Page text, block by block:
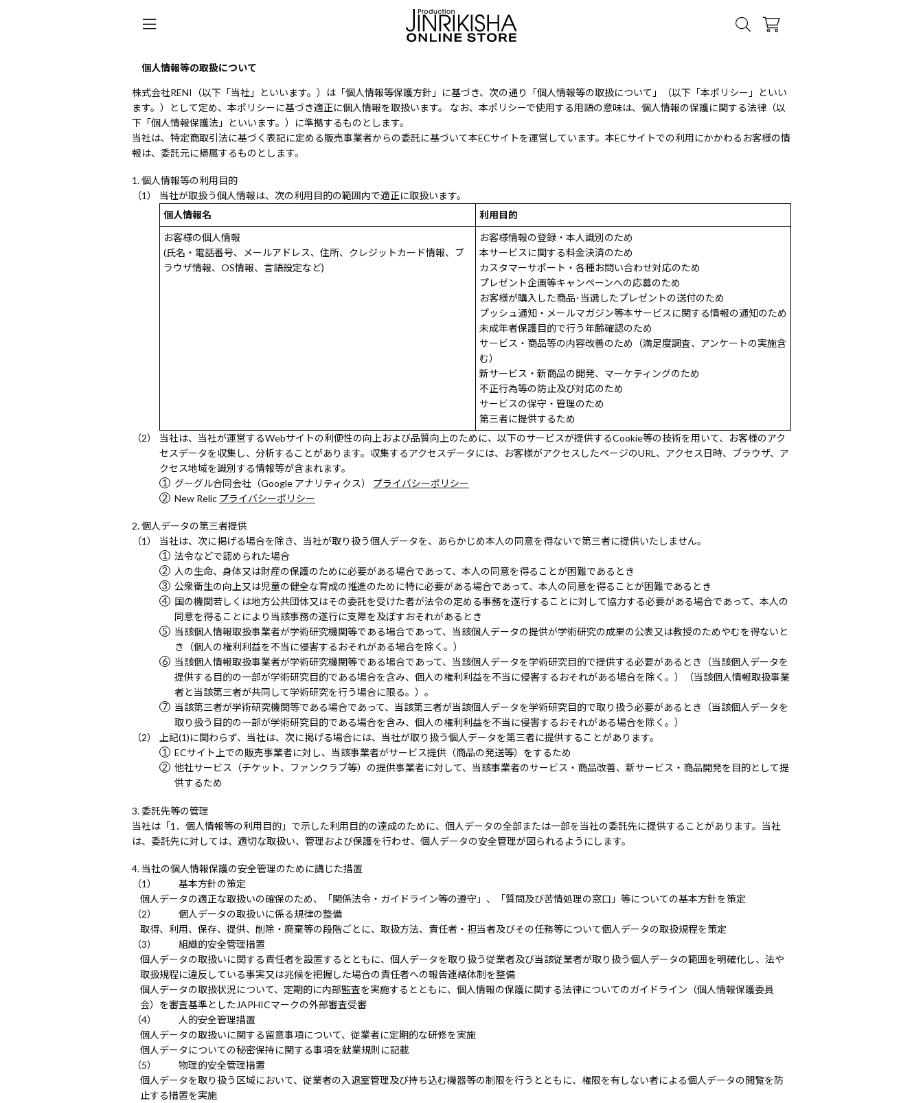
個人情報等の取扱について
株式会社RENI（以下「当社」といいます。）は「個人情報等保護方針」に基づき、次の通り「個人情報等の取扱について」（以下「本ポリシー」といい
ます。）として定め、本ポリシーに基づき適正に個人情報を取扱います。 なお、本ポリシーで使用する用語の意味は、個人情報の保護に関する法律（以
下「個人情報保護法」といいます。）に準拠するものとします。
当社は、特定商取引法に基づく表記に定める販売事業者からの委託に基づいて本ECサイトを運営しています。本ECサイトでの利用にかかわるお客様の情
報は、委託元に帰属するものとします。
個人情報等の利用目的
当社が取扱う個人情報は、次の利用目的の範囲内で適正に取扱います。
個人情報名
利用目的
お客様の個人情報
(氏名・電話番号、メールアドレス、住所、クレジットカード情報、ブ
ラウザ情報、OS情報、言語設定など)
お客様情報の登録・本人識別のため
本サービスに関する料金決済のため
カスタマーサポート・各種お問い合わせ対応のため
プレゼント企画等キャンペーンへの応募のため
お客様が購入した商品･当選したプレゼントの送付のため
プッシュ通知・メールマガジン等本サービスに関する情報の通知のため
未成年者保護目的で行う年齢確認のため
サービス・商品等の内容改善のため（満足度調査、アンケートの実施含
む）
新サービス・新商品の開発、マーケティングのため
不正行為等の防止及び対応のため
サービスの保守・管理のため
第三者に提供するため
当社は、当社が運営するWebサイトの利便性の向上および品質向上のために、以下のサービスが提供するCookie等の技術を用いて、お客様のアク
セスデータを収集し、分析することがあります。収集するアクセスデータには、お客様がアクセスしたページのURL、アクセス日時、ブラウザ、ア
クセス地域を識別する情報等が含まれます。
グーグル合同会社（Google アナリティクス） プライバシーポリシー
New Relic プライバシーポリシー
個人データの第三者提供
当社は、次に掲げる場合を除き、当社が取り扱う個人データを、あらかじめ本人の同意を得ないで第三者に提供いたしません。
法令などで認められた場合
人の生命、身体又は財産の保護のために必要がある場合であって、本人の同意を得ることが困難であるとき
公衆衛生の向上又は児童の健全な育成の推進のために特に必要がある場合であって、本人の同意を得ることが困難であるとき
国の機関若しくは地方公共団体又はその委託を受けた者が法令の定める事務を遂行することに対して協力する必要がある場合であって、本人の
同意を得ることにより当該事務の遂行に支障を及ぼすおそれがあるとき
当該個人情報取扱事業者が学術研究機関等である場合であって、当該個人データの提供が学術研究の成果の公表又は教授のためやむを得ないと
き（個人の権利利益を不当に侵害するおそれがある場合を除く。）
当該個人情報取扱事業者が学術研究機関等である場合であって、当該個人データを学術研究目的で提供する必要があるとき（当該個人データを
提供する目的の一部が学術研究目的である場合を含み、個人の権利利益を不当に侵害するおそれがある場合を除く。）（当該個人情報取扱事業
者と当該第三者が共同して学術研究を行う場合に限る。）。
当該第三者が学術研究機関等である場合であって、当該第三者が当該個人データを学術研究目的で取り扱う必要があるとき（当該個人データを
取り扱う目的の一部が学術研究目的である場合を含み、個人の権利利益を不当に侵害するおそれがある場合を除く。）
上記(1)に関わらず、当社は、次に掲げる場合には、当社が取り扱う個人データを第三者に提供することがあります。
ECサイト上での販売事業者に対し、当該事業者がサービス提供（商品の発送等）をするため
他社サービス（チケット、ファンクラブ等）の提供事業者に対して、当該事業者のサービス・商品改善、新サービス・商品開発を目的として提
供するため
委託先等の管理
当社は「1．個人情報等の利用目的」で示した利用目的の達成のために、個人データの全部または一部を当社の委託先に提供することがあります。当社
は、委託先に対しては、適切な取扱い、管理および保護を行わせ、個人データの安全管理が図られるようにします。
当社の個人情報保護の安全管理のために講じた措置
基本方針の策定
個人データの適正な取扱いの確保のため、「関係法令・ガイドライン等の遵守」、「質問及び苦情処理の窓口」等についての基本方針を策定
個人データの取扱いに係る規律の整備
取得、利用、保存、提供、削除・廃棄等の段階ごとに、取扱方法、責任者・担当者及びその任務等について個人データの取扱規程を策定
組織的安全管理措置
個人データの取扱いに関する責任者を設置するとともに、個人データを取り扱う従業者及び当該従業者が取り扱う個人データの範囲を明確化し、法や
取扱規程に違反している事実又は兆候を把握した場合の責任者への報告連絡体制を整備
個人データの取扱状況について、定期的に内部監査を実施するとともに、個人情報の保護に関する法律についてのガイドライン（個人情報保護委員
会）を審査基準としたJAPHICマークの外部審査受審
人的安全管理措置
個人データの取扱いに関する留意事項について、従業者に定期的な研修を実施
個人データについての秘密保持に関する事項を就業規則に記載
物理的安全管理措置
個人データを取り扱う区域において、従業者の入退室管理及び持ち込む機器等の制限を行うとともに、権限を有しない者による個人データの閲覧を防
止する措置を実施